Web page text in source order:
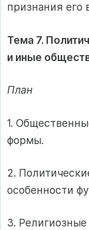
признания
Тема 7.
и иные
План
1.
формы.
2.
особенности
3.